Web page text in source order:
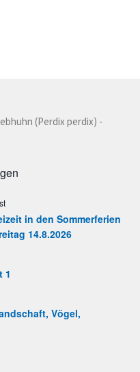
(Perdix perdix) -
in den Sommerferien
14.8.2026
1
Vögel,